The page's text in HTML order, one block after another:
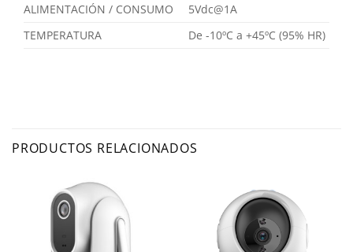
ALIMENTACIÓN / CONSUMO
5Vdc@1A
TEMPERATURA
De -10ºC a +45ºC (95% HR)
PRODUCTOS RELACIONADOS